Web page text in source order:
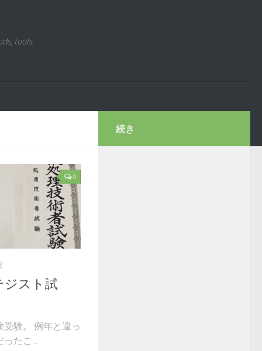
tools.
0
スト試
験。 例年と違っ
たこ...
続き